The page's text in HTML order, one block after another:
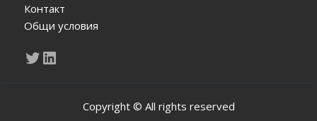
Контакт
Общи условия
Twitter
LinkedIn
Copyright © All rights reserved